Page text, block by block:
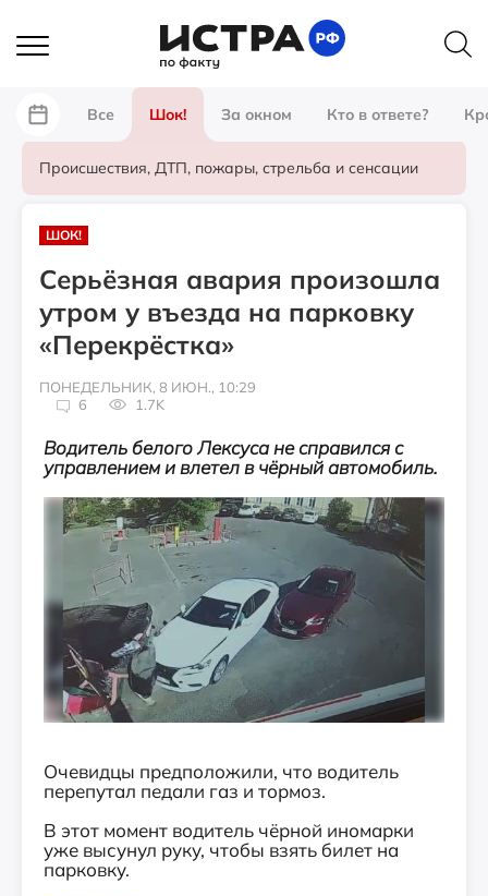
Все Шок! За окном Кто в ответе?
Происшествия, ДТП, пожары, стрельба и сенсации
ШОК!
Серьёзная авария произошла
утром у въезда на парковку
«Перекрёстка»
ПОНЕДЕЛЬНИК, 8 ИЮН., 10:29
6
1.7K
Водитель белого Лексуса не справился с
управлением и влетел в чёрный автомобиль.
Очевидцы предположили, что водитель
перепутал педали газ и тормоз.
В этот момент водитель чёрной иномарки
уже высунул руку, чтобы взять билет на
парковку.